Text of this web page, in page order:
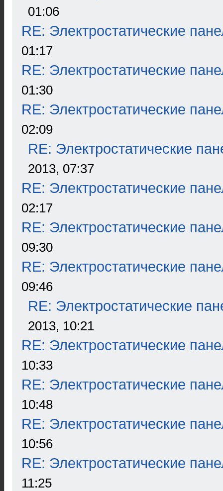
01:06
RE: Электростатические
01:17
RE: Электростатические
01:30
RE: Электростатические
02:09
RE: Электростатические
2013, 07:37
RE: Электростатические
02:17
RE: Электростатические
09:30
RE: Электростатические
09:46
RE: Электростатические
2013, 10:21
RE: Электростатические
10:33
RE: Электростатические
10:48
RE: Электростатические
10:56
RE: Электростатические
11:25